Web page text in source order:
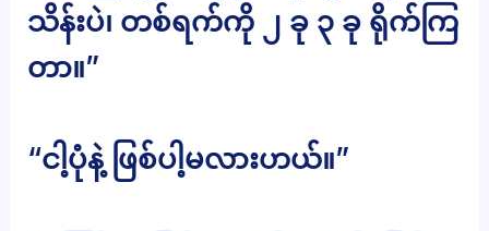
သိန်းပဲ၊ တစ်ရက်ကို ၂ ခု ၃ ခု ရိုက်ကြ
တာ။”
“ငါ့ပုံနဲ့ ဖြစ်ပါ့မလားဟယ်။”